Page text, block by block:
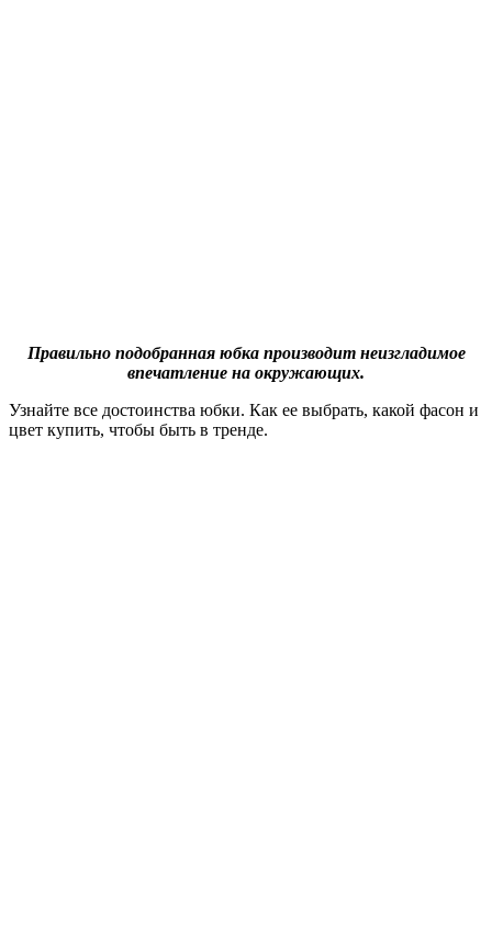
Правильно подобранная юбка производит неизгладимое
впечатление на окружающих.
Узнайте все достоинства юбки. Как ее выбрать, какой фасон и
цвет купить, чтобы быть в тренде.